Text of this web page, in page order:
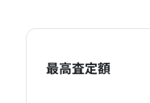
最高査定額